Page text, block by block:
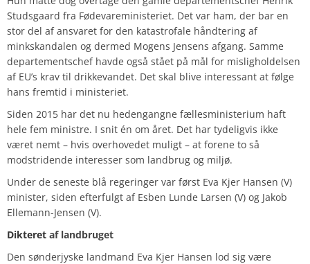
Studsgaard fra Fødevareministeriet. Det var ham, der bar en
stor del af ansvaret for den katastrofale håndtering af
minkskandalen og dermed Mogens Jensens afgang. Samme
departementschef havde også stået på mål for misligholdelsen
af EU’s krav til drikkevandet. Det skal blive interessant at følge
hans fremtid i ministeriet.
Siden 2015 har det nu hedengangne fællesministerium haft
hele fem ministre. I snit én om året. Det har tydeligvis ikke
været nemt – hvis overhovedet muligt – at forene to så
modstridende interesser som landbrug og miljø.
Under de seneste blå regeringer var først Eva Kjer Hansen (V)
minister, siden efterfulgt af Esben Lunde Larsen (V) og Jakob
Ellemann-Jensen (V).
Dikteret af landbruget
Den sønderjyske landmand Eva Kjer Hansen lod sig være